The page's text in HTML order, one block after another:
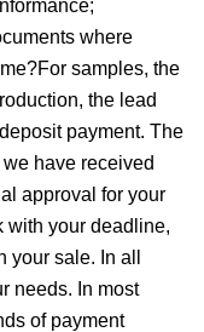
where
samples, the
the lead
payment. The
have received
approval for your
with your deadline,
sale. In all
needs. In most
of payment